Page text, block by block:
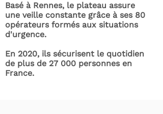
Basé à Rennes, le plateau assure
une veille constante grâce à ses 80
opérateurs formés aux situations
d'urgence.
En 2020, ils sécurisent le quotidien
de plus de 27 000 personnes en
France.